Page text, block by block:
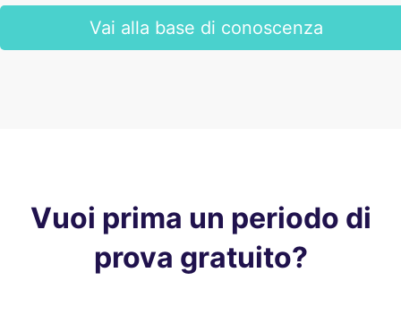
Vai alla base di conoscenza
Vuoi prima un periodo di
prova gratuito?